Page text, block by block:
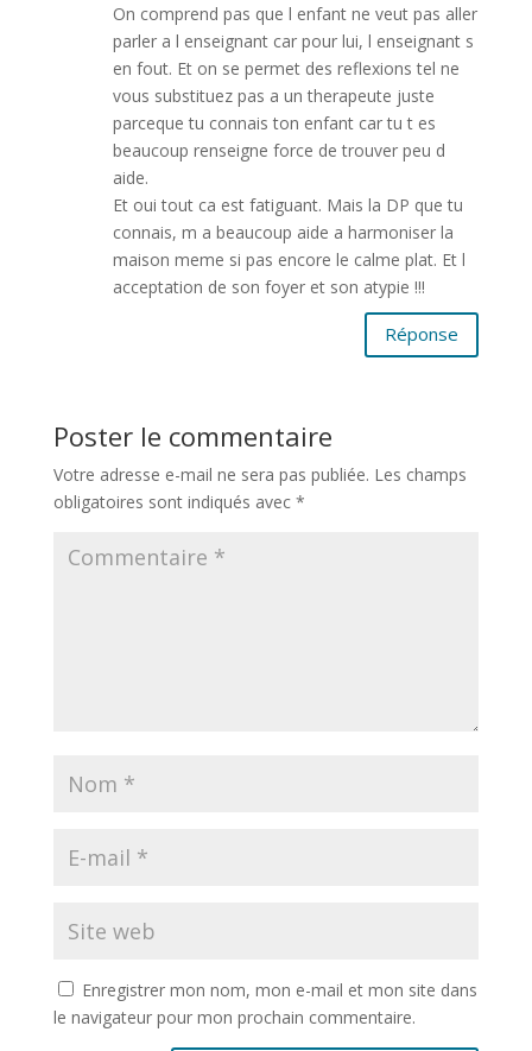
On comprend pas que l enfant ne veut pas aller
parler a l enseignant car pour lui, l enseignant s
en fout. Et on se permet des reflexions tel ne
vous substituez pas a un therapeute juste
parceque tu connais ton enfant car tu t es
beaucoup renseigne force de trouver peu d
aide.
Et oui tout ca est fatiguant. Mais la DP que tu
connais, m a beaucoup aide a harmoniser la
maison meme si pas encore le calme plat. Et l
acceptation de son foyer et son atypie !!!
Réponse
Poster le commentaire
Votre adresse e-mail ne sera pas publiée. Les champs
obligatoires sont indiqués avec *
Enregistrer mon nom, mon e-mail et mon site dans
le navigateur pour mon prochain commentaire.